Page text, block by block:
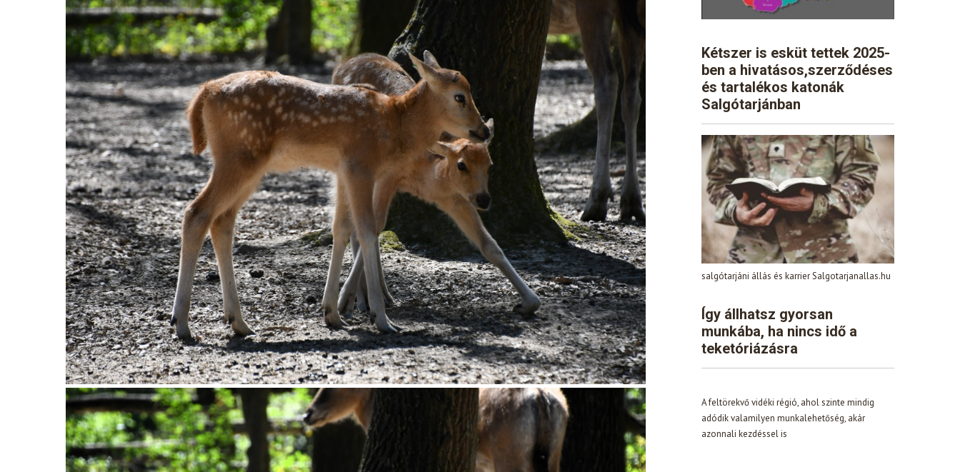
Kétszer is esküt tettek 2025-
ben a hivatásos,szerződéses
és tartalékos katonák
Salgótarjánban
salgótarjáni állás és karrier Salgotarjanallas.hu
Így állhatsz gyorsan
munkába, ha nincs idő a
teketóriázásra
A feltörekvő vidéki régió, ahol szinte mindig
adódik valamilyen munkalehetőség, akár
azonnali kezdéssel is